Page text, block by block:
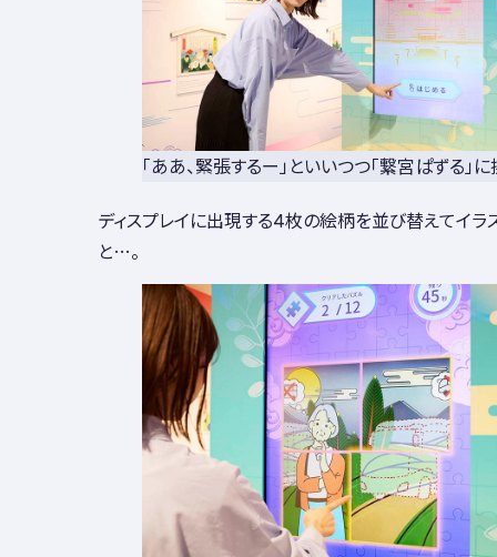
「ああ、緊張するー」といいつつ「繋宮ぱずる」
ディスプレイに出現する4枚の絵柄を並び替えてイラ
と…。